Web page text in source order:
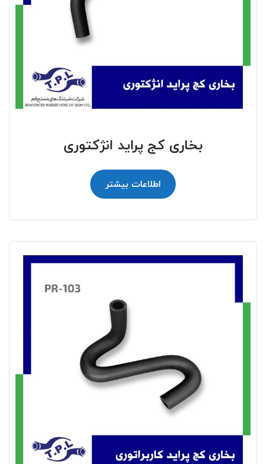
بخاری کج پراید انژکتوری
اطلاعات بیشتر